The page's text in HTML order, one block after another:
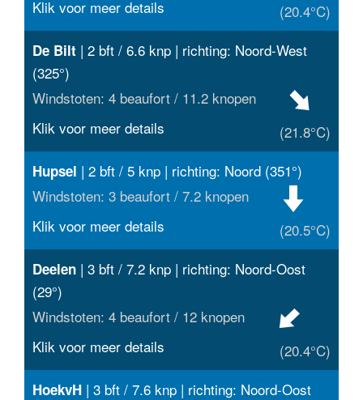
(20.4°C)
Klik voor meer details
De Bilt | 2 bft / 6.6 knp | richting: Noord-West
(325°)
Windstoten: 4 beaufort / 11.2 knopen
(21.8°C)
Klik voor meer details
Hupsel | 2 bft / 5 knp | richting: Noord (351°)
Windstoten: 3 beaufort / 7.2 knopen
(20.5°C)
Klik voor meer details
Deelen | 3 bft / 7.2 knp | richting: Noord-Oost
(29°)
Windstoten: 4 beaufort / 12 knopen
(20.4°C)
Klik voor meer details
HoekvH | 3 bft / 7.6 knp | richting: Noord-Oost